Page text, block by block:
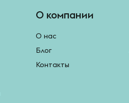
О компании
О нас
Блог
Контакты